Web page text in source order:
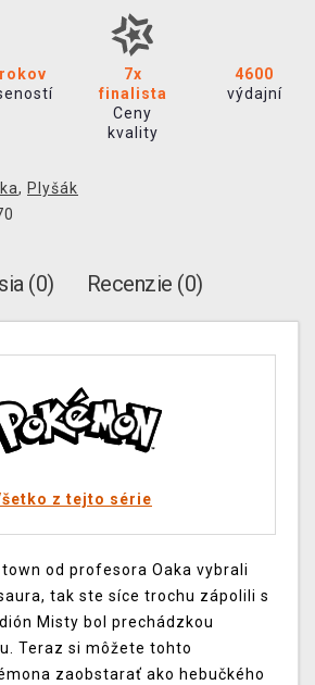
7x
finalista
Ceny
kvality
4600
výdajní
, Plyšák
(0) Recenzie (0)
z tejto série
od profesora Oaka vybrali
tak ste síce trochu zápolili s
Misty bol prechádzkou
Teraz si môžete tohto
zaobstarať ako hebučkého